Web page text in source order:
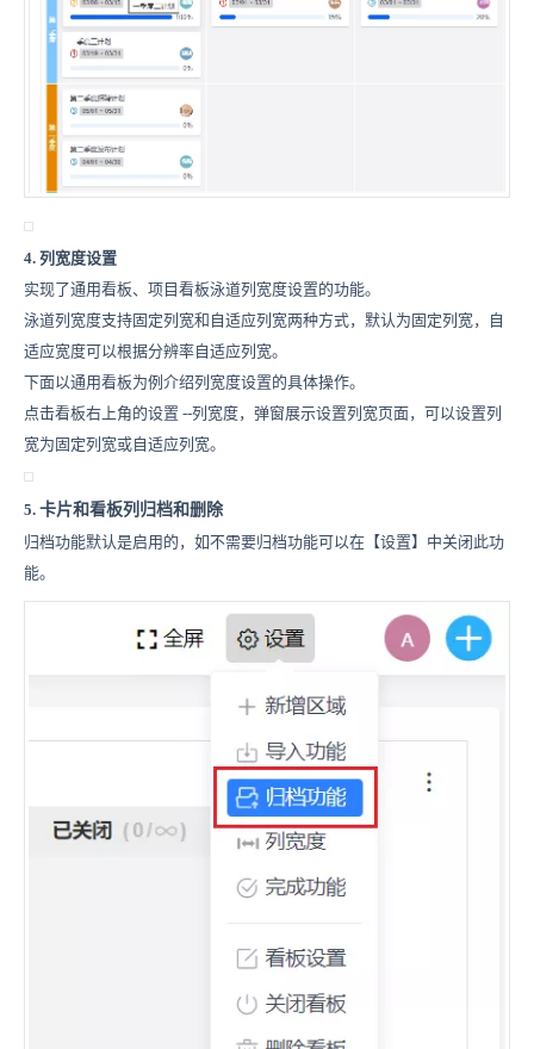
4. 列宽度设置
实现了通用看板、项目看板泳道列宽度设置的功能。
泳道列宽度支持固定列宽和自适应列宽两种方式，默认为固定列宽，自
适应宽度可以根据分辨率自适应列宽。
下面以通用看板为例介绍列宽度设置的具体操作。
点击看板右上角的设置 --列宽度，弹窗展示设置列宽页面，可以设置列
宽为固定列宽或自适应列宽。
5. 卡片和看板列归档和删除
归档功能默认是启用的，如不需要归档功能可以在【设置】中关闭此功
能。